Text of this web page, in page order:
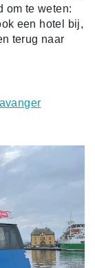
om te weten:
een hotel bij,
terug naar